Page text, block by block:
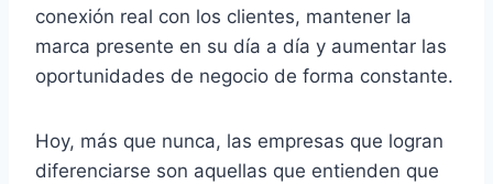
conexión real con los clientes, mantener la
marca presente en su día a día y aumentar las
oportunidades de negocio de forma constante.
Hoy, más que nunca, las empresas que logran
diferenciarse son aquellas que entienden que